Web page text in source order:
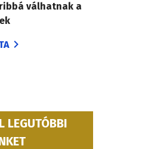
válhatnak a
LEGUTÓBBI